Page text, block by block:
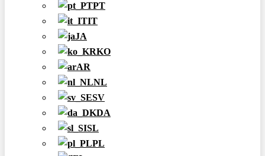
PT
IT
JA
KO
AR
NL
SV
DA
SL
PL